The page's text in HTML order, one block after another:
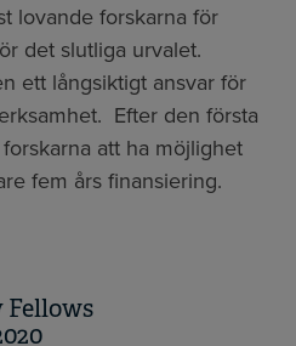
lovande forskarna för
det slutliga urvalet.
ett långsiktigt ansvar för
Efter den första
att ha möjlighet
fem års finansiering.
Fellows